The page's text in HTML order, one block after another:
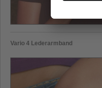
Vario 4 Lederarmband